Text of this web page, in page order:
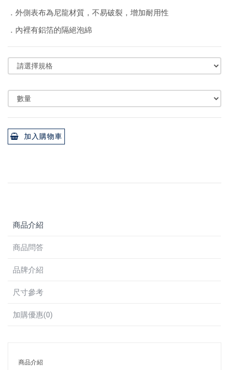
．外側表布為尼龍材質，不易破裂，增加耐用性
．內裡有鋁箔的隔絕泡綿
加入購物車
商品介紹
商品問答
品牌介紹
尺寸參考
加購優惠(0)
商品介紹